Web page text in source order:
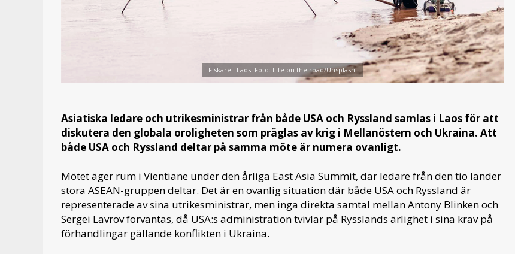
Fiskare i Laos. Foto: Life on the road/Unsplash.
Asiatiska ledare och utrikesministrar från både USA och Ryssland samlas i Laos för att
diskutera den globala oroligheten som präglas av krig i Mellanöstern och Ukraina. Att
både USA och Ryssland deltar på samma möte är numera ovanligt.
Mötet äger rum i Vientiane under den årliga East Asia Summit, där ledare från den tio länder
stora ASEAN-gruppen deltar. Det är en ovanlig situation där både USA och Ryssland är
representerade av sina utrikesministrar, men inga direkta samtal mellan Antony Blinken och
Sergei Lavrov förväntas, då USA:s administration tvivlar på Rysslands ärlighet i sina krav på
förhandlingar gällande konflikten i Ukraina.